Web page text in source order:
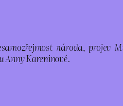
národa, projev
Anny Kareninové.